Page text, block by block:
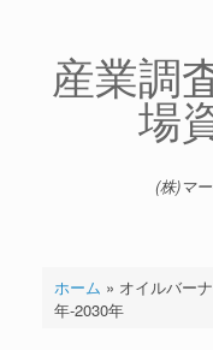
産業調
場
(株)マ
ホーム » オイルバー
年-2030年